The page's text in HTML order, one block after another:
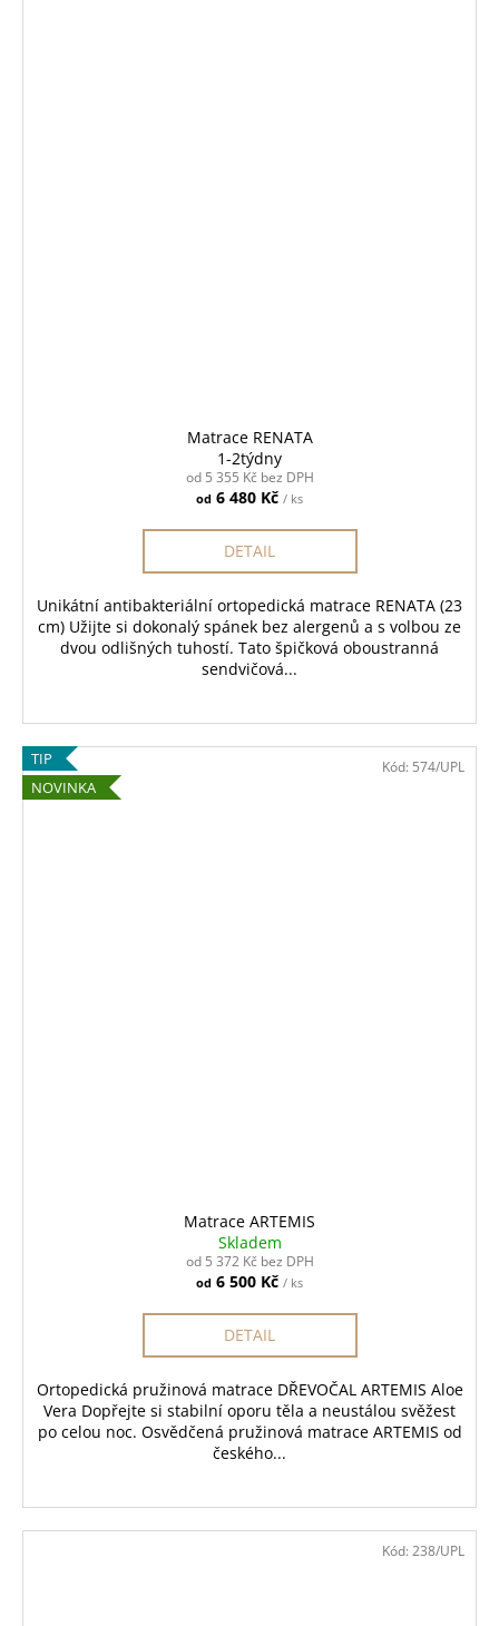
Matrace RENATA
1-2týdny
od 5 355 Kč bez DPH
od 6 480 Kč / ks
DETAIL
Unikátní antibakteriální ortopedická matrace RENATA (23
cm) Užijte si dokonalý spánek bez alergenů a s volbou ze
dvou odlišných tuhostí. Tato špičková oboustranná
sendvičová...
TIP
NOVINKA
Matrace ARTEMIS
Skladem
od 5 372 Kč bez DPH
od 6 500 Kč / ks
DETAIL
Ortopedická pružinová matrace DŘEVOČAL ARTEMIS Aloe
Vera Dopřejte si stabilní oporu těla a neustálou svěžest
po celou noc. Osvědčená pružinová matrace ARTEMIS od
českého...
Kód: 574/UPL
Kód: 238/UPL